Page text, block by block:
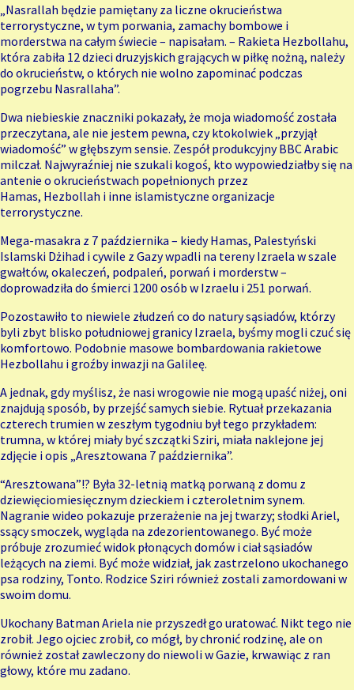
„Nasrallah będzie pamiętany za liczne okrucieństwa
terrorystyczne, w tym porwania, zamachy bombowe i
morderstwa na całym świecie – napisałam. – Rakieta Hezbollahu,
która zabiła 12 dzieci druzyjskich grających w piłkę nożną, należy
do okrucieństw, o których nie wolno zapominać podczas
pogrzebu Nasrallaha”.
Dwa niebieskie znaczniki pokazały, że moja wiadomość została
przeczytana, ale nie jestem pewna, czy ktokolwiek „przyjął
wiadomość” w głębszym sensie. Zespół produkcyjny BBC Arabic
milczał. Najwyraźniej nie szukali kogoś, kto wypowiedziałby się na
antenie o okrucieństwach popełnionych przez
Hamas, Hezbollah i inne islamistyczne organizacje
terrorystyczne.
Mega-masakra z 7 października – kiedy Hamas, Palestyński
Islamski Dżihad i cywile z Gazy wpadli na tereny Izraela w szale
gwałtów, okaleczeń, podpaleń, porwań i morderstw –
doprowadziła do śmierci 1200 osób w Izraelu i 251 porwań.
Pozostawiło to niewiele złudzeń co do natury sąsiadów, którzy
byli zbyt blisko południowej granicy Izraela, byśmy mogli czuć się
komfortowo. Podobnie masowe bombardowania rakietowe
Hezbollahu i groźby inwazji na Galileę.
A jednak, gdy myślisz, że nasi wrogowie nie mogą upaść niżej, oni
znajdują sposób, by przejść samych siebie. Rytuał przekazania
czterech trumien w zeszłym tygodniu był tego przykładem:
trumna, w której miały być szczątki Sziri, miała naklejone jej
zdjęcie i opis „Aresztowana 7 października”.
“Aresztowana”!? Była 32-letnią matką porwaną z domu z
dziewięciomiesięcznym dzieckiem i czteroletnim synem.
Nagranie wideo pokazuje przerażenie na jej twarzy; słodki Ariel,
ssący smoczek, wygląda na zdezorientowanego. Być może
próbuje zrozumieć widok płonących domów i ciał sąsiadów
leżących na ziemi. Być może widział, jak zastrzelono ukochanego
psa rodziny, Tonto. Rodzice Sziri również zostali zamordowani w
swoim domu.
Ukochany Batman Ariela nie przyszedł go uratować. Nikt tego nie
zrobił. Jego ojciec zrobił, co mógł, by chronić rodzinę, ale on
również został zawleczony do niewoli w Gazie, krwawiąc z ran
głowy, które mu zadano.